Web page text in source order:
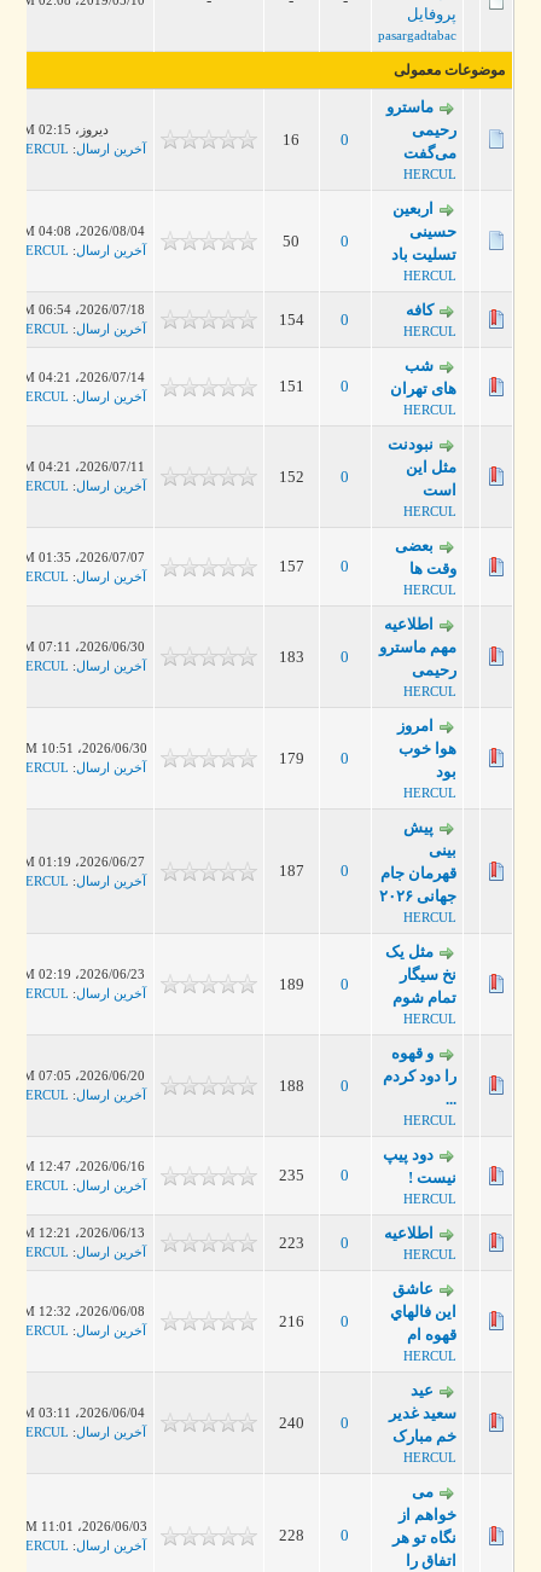
پروفایل
pasargadtabac
موضوعات معمولی
ماسترو
رحیمی
می‌گفت
HERCUL
دیروز، 02:15 PM
آخرین ارسال :
HERCUL
اربعین
حسینی
تسلیت باد
HERCUL
2026/08/04، 04:08 PM
آخرین ارسال :
HERCUL
کافه
HERCUL
2026/07/18، 06:54 PM
آخرین ارسال :
HERCUL
شب‌
های تهران
HERCUL
2026/07/14، 04:21 PM
آخرین ارسال :
HERCUL
نبودنت
مثل این
است
HERCUL
2026/07/11، 04:21 PM
آخرین ارسال :
HERCUL
بعضی
وقت‌ ها
HERCUL
2026/07/07، 01:35 PM
آخرین ارسال :
HERCUL
اطلاعیه
مهم ماسترو
رحیمی
HERCUL
0
2026/06/30، 07:11 PM
آخرین ارسال :
HERCUL
امروز
هوا خوب
بود
HERCUL
2026/06/30، 10:51 AM
آخرین ارسال :
HERCUL
پیش‌
قهرمان جام
جهانی ۲۰۲۶
HERCUL
0
2026/06/27، 01:19 PM
آخرین ارسال :
HERCUL
مثل یک
نخ سیگار
تمام شوم
HERCUL
2026/06/23، 02:19 PM
آخرین ارسال :
HERCUL
و قهوه
را دود کردم
...
HERCUL
0
2026/06/20، 07:05 PM
آخرین ارسال :
HERCUL
دود پیپ
نیست !
HERCUL
2026/06/16، 12:47 PM
آخرین ارسال :
HERCUL
اطلاعیه
HERCUL
0
2026/06/13، 12:21 PM
آخرین ارسال :
HERCUL
عاشق
اين فالهاي
قهوه ام
HERCUL
2026/06/08، 12:32 PM
آخرین ارسال :
HERCUL
عید
سعید غدیر
خم مبارک
HERCUL
2026/06/04، 03:11 PM
آخرین ارسال :
HERCUL
می
خواهم از
نگاه تو هر
اتفاق را
2026/06/03، 11:01 AM
آخرین ارسال :
HERCUL